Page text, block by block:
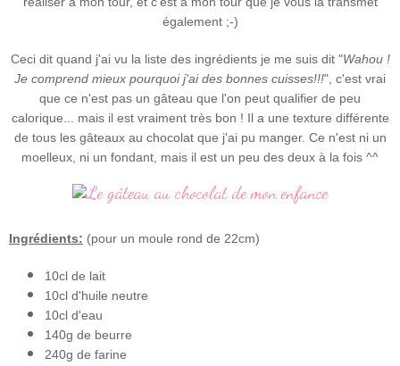
également ;-)
Ceci dit quand j'ai vu la liste des ingrédients je me suis dit "Wahou !
Je comprend mieux pourquoi j'ai des bonnes cuisses!!!", c'est vrai
que ce n'est pas un gâteau que l'on peut qualifier de peu
calorique... mais il est vraiment très bon ! Il a une texture différente
de tous les gâteaux au chocolat que j'ai pu manger. Ce n'est ni un
moelleux, ni un fondant, mais il est un peu des deux à la fois ^^
Ingrédients: (pour un moule rond de 22cm)
10cl de lait
10cl d'huile neutre
10cl d'eau
140g de beurre
240g de farine